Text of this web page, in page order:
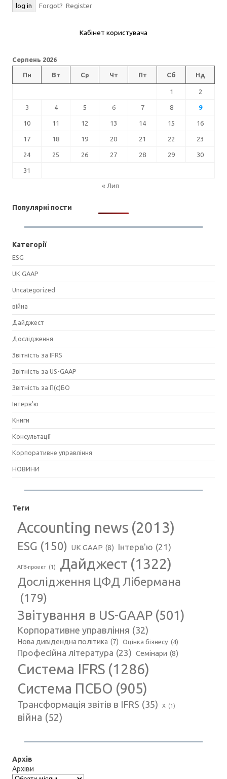
Forgot? Register
Кабінет користувача
Серпень 2026
Пн Вт Ср Чт Пт Сб Нд
1 2
3 4 5 6 7 8 9
10 11 12 13 14 15 16
17 18 19 20 21 22 23
24 25 26 27 28 29 30
31
« Лип
Популярні пости
Категорії
ESG
UK GAAP
Uncategorized
війна
Дайджест
Дослідження
Звітність за IFRS
Звітність за US-GAAP
Звітність за П(с)БО
Інтерв'ю
Книги
Консультації
Корпоративне управління
НОВИНИ
Теги
Accounting news (2013)
ESG (150) UK GAAP (8) Інтерв'ю (21)
АГВ-проект (1) Дайджест (1322)
Дослідження ЦФД Лібермана
(179)
Звітування в US-GAAP (501)
Корпоративне управління (32)
Нова дивідендна політика (7) Оцінка бізнесу (4)
Професійна література (23) Семінари (8)
Система IFRS (1286)
Система ПСБО (905)
Трансформація звітів в IFRS (35) Х (1)
війна (52)
Архів
Архіви